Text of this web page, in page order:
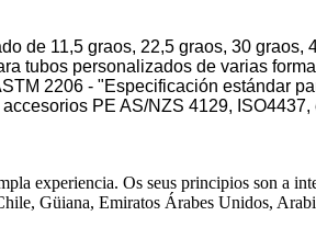
de 11,5 graos, 22,5 graos, 30
tubos personalizados de varias
2206 - "Especificación estándar
PE AS/NZS 4129,
experiencia. Os seus principios son a
Güiana, Emiratos Árabes Unidos,